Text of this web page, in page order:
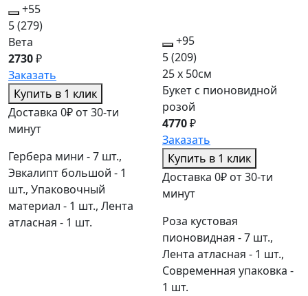
+55
5(279)
Вета
2730₽
Заказать
Купить в 1 клик
Доставка 0₽ от 30-ти
минут
Гербера мини - 7 шт.,
Эвкалипт большой - 1
шт., Упаковочный
материал - 1 шт., Лента
атласная - 1 шт.
+95
5(209)
25 x 50см
Букет с пионовидной
розой
4770₽
Заказать
Купить в 1 клик
Доставка 0₽ от 30-ти
минут
Роза кустовая
пионовидная - 7 шт.,
Лента атласная - 1 шт.,
Современная упаковка -
1 шт.